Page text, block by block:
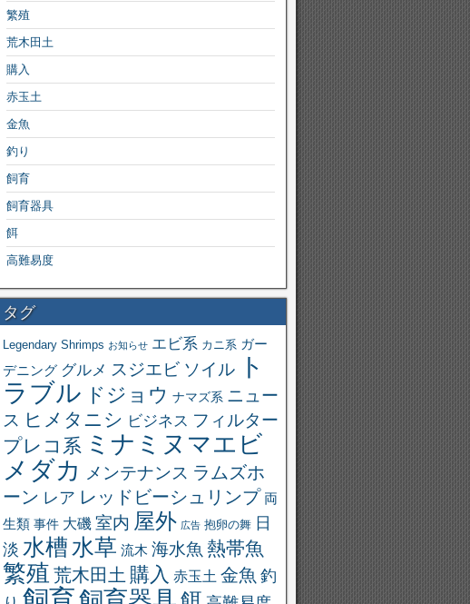
繁殖
荒木田土
購入
赤玉土
金魚
釣り
飼育
飼育器具
餌
高難易度
タグ
Legendary Shrimps お知らせ エビ系 カニ系 ガー
デニング グルメ スジエビ ソイル
ト
ラブル ドジョウ ナマズ系 ニュー
ス ヒメタニシ ビジネス フィルター
プレコ系 ミナミヌマエビ
メダカ メンテナンス ラムズホ
ーン レア レッドビーシュリンプ 両
生類 事件 大磯 室内 屋外 広告 抱卵の舞 日
淡 水槽 水草 流木 海水魚 熱帯魚
繁殖 荒木田土 購入 赤玉土 金魚 釣